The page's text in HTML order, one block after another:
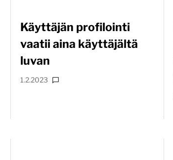
Käyttäjän profilointi
vaatii aina käyttäjältä
luvan
1.2.2023